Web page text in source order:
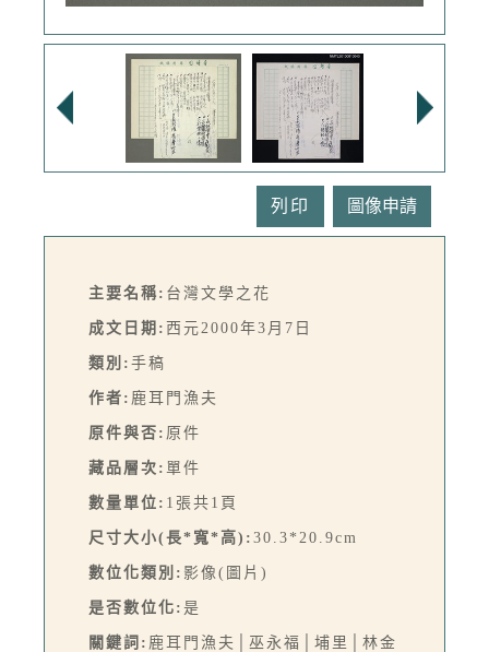
列印
主要名稱: 台灣文學之花
成文日期: 西元2000年3月7日
類別: 手稿
作者: 鹿耳門漁夫
原件與否: 原件
藏品層次: 單件
數量單位: 1張共1頁
尺寸大小(長*寬*高): 30.3*20.9cm
數位化類別: 影像(圖片)
是否數位化: 是
關鍵詞: 鹿耳門漁夫│巫永福│埔里│林金